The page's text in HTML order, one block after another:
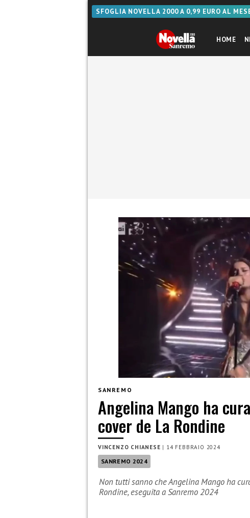
SFOGLIA NOVELLA 2000 A 0,99 EURO AL
HOME
SANREMO
Angelina Mango ha
cover de La Rondine
VINCENZO CHIANESE | 14 FEBBRAIO 2024
SANREMO 2024
Non tutti sanno che Angelina Mango ha
Rondine, eseguita a Sanremo 2024